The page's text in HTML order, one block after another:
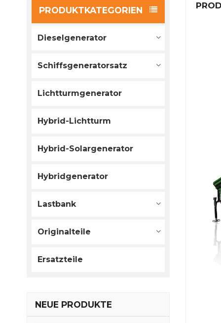
PRODUKTKATEGORIEN
Dieselgenerator
Schiffsgeneratorsatz
Lichtturmgenerator
Hybrid-Lichtturm
Hybrid-Solargenerator
Hybridgenerator
Lastbank
Originalteile
Ersatzteile
NEUE PRODUKTE